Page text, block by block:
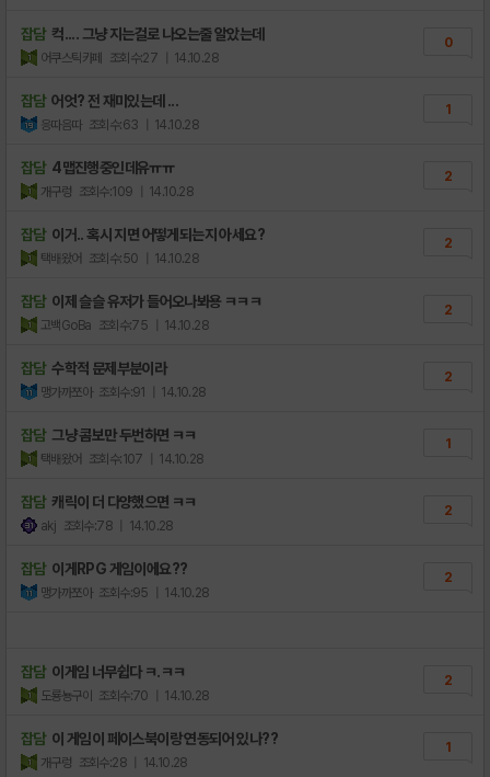
잡담 컥.... 그냥 지는걸로 나오는줄 알았는데
어쿠스틱카페 조회수:27 | 14.10.28
0
잡담 어엇? 전 재미있는데 ...
응따음따 조회수:63 | 14.10.28
1
잡담 4맵진행중인데유ㅠㅠ
개구렁 조회수:109 | 14.10.28
2
잡담 이거.. 혹시 지면 어떻게되는지 아세요?
택배왔어 조회수:50 | 14.10.28
2
잡담 이제 슬슬 유저가 들어오나봐용 ㅋㅋㅋ
고백GoBa 조회수:75 | 14.10.28
2
잡담 수학적 문제부분이라
맹가까쪼아 조회수:91 | 14.10.28
2
잡담 그냥 콤보만 두번하면 ㅋㅋ
택배왔어 조회수:107 | 14.10.28
1
잡담 캐릭이 더 다양했으면 ㅋㅋ
akj 조회수:78 | 14.10.28
2
잡담 이게RPG 게임이에요??
맹가까쪼아 조회수:95 | 14.10.28
2
잡담 이게임 너무쉽다 ㅋ.ㅋㅋ
도룡뇽구이 조회수:70 | 14.10.28
2
잡담 이 게임이 페이스북이랑 연동되어 있나??
개구렁 조회수:28 | 14.10.28
1